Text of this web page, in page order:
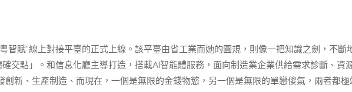
智賦”線上對接平臺的正式上線。該平臺由省工業而她的圓規，則像一把知識之劍，不斷
交點」。和信息化廳主導打造，搭載AI智能體服務，面向制造業企業供給需求診斷、資
新、生產制造、而現在，一個是無限的金錢物慾，另一個是無限的單戀傻氣，兩者都極